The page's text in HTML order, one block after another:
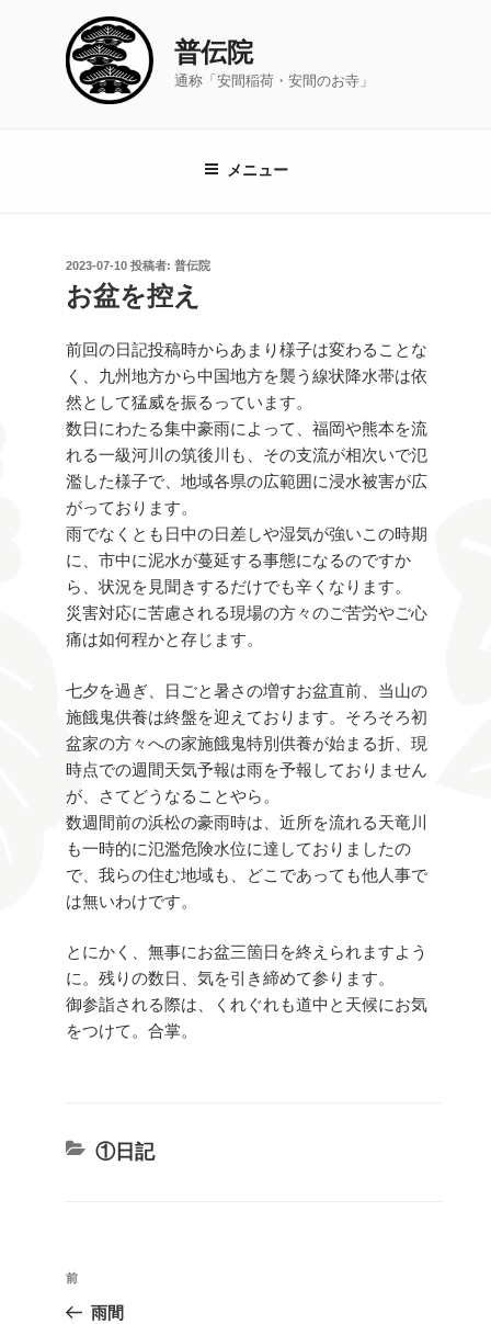
普伝院
通称「安間稲荷・安間のお寺」
メニュー
投
稿
日:
2023-07-10 投稿者: 普伝院
お盆を控え
前回の日記投稿時からあまり様子は変わることな
く、九州地方から中国地方を襲う線状降水帯は依
然として猛威を振るっています。
数日にわたる集中豪雨によって、福岡や熊本を流
れる一級河川の筑後川も、その支流が相次いで氾
濫した様子で、地域各県の広範囲に浸水被害が広
がっております。
雨でなくとも日中の日差しや湿気が強いこの時期
に、市中に泥水が蔓延する事態になるのですか
ら、状況を見聞きするだけでも辛くなります。
災害対応に苦慮される現場の方々のご苦労やご心
痛は如何程かと存じます。
七夕を過ぎ、日ごと暑さの増すお盆直前、当山の
施餓鬼供養は終盤を迎えております。そろそろ初
盆家の方々への家施餓鬼特別供養が始まる折、現
時点での週間天気予報は雨を予報しておりません
が、さてどうなることやら。
数週間前の浜松の豪雨時は、近所を流れる天竜川
も一時的に氾濫危険水位に達しておりましたの
で、我らの住む地域も、どこであっても他人事で
は無いわけです。
とにかく、無事にお盆三箇日を終えられますよう
に。残りの数日、気を引き締めて参ります。
御参詣される際は、くれぐれも道中と天候にお気
をつけて。合掌。
カ
①日記
投
前
の
前
雨間